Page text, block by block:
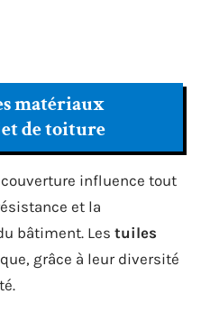
matériaux
de toiture
influence tout
et la
bâtiment. Les tuiles
grâce à leur diversité